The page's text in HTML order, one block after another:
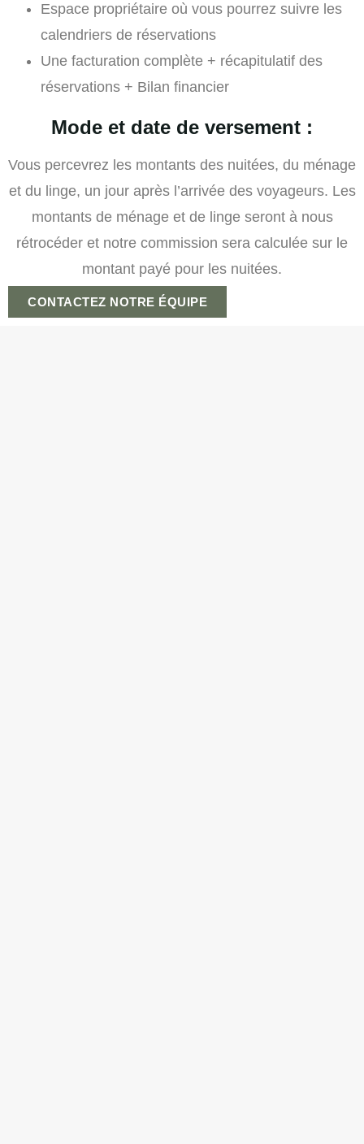
Espace propriétaire où vous pourrez suivre les
calendriers de réservations
Une facturation complète + récapitulatif des
réservations + Bilan financier
Mode et date de versement :
Vous percevrez les montants des nuitées, du ménage
et du linge, un jour après l’arrivée des voyageurs. Les
montants de ménage et de linge seront à nous
rétrocéder et notre commission sera calculée sur le
montant payé pour les nuitées.
CONTACTEZ NOTRE ÉQUIPE